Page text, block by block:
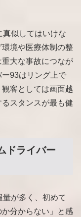
真似してはいけな
境や医療体制の整
大な事故につなが
93はリング上で
客としては画面越
スタンスが最も健
ドライバー
が多く、初めて
分からない」と感